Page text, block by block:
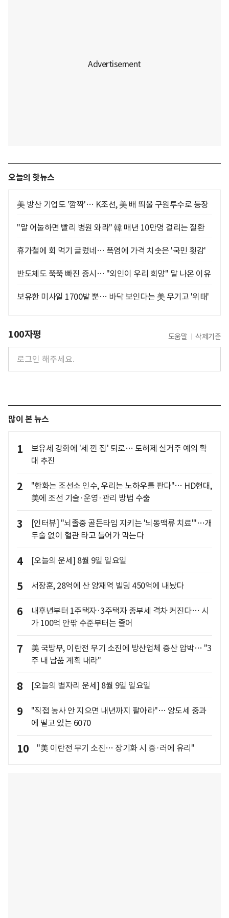
오늘의 핫뉴스
美 방산 기업도 '깜짝'… K조선, 美 배 띄울 구원투수로 등장
"말 어눌하면 빨리 병원 와라" 韓 매년 10만명 걸리는 질환
휴가철에 회 먹기 글렀네… 폭염에 가격 치솟은 '국민 횟감'
반도체도 쭉쭉 빠진 증시… "외인이 우리 희망" 말 나온 이유
보유한 미사일 1700발 뿐… 바닥 보인다는 美 무기고 '위태'
100자평 도움말 삭제기준
많이 본 뉴스
1
보유세 강화에 '세 낀 집' 퇴로… 토허제 실거주 예외 확
대 추진
2
"한화는 조선소 인수, 우리는 노하우를 판다"… HD현대,
美에 조선 기술·운영·관리 방법 수출
3
[인터뷰] "뇌졸중 골든타임 지키는 '뇌동맥류 치료'"…개
두술 없이 혈관 타고 들어가 막는다
4 [오늘의 운세] 8월 9일 일요일
5 서장훈, 28억에 산 양재역 빌딩 450억에 내놨다
6
내후년부터 1주택자·3주택자 종부세 격차 커진다… 시
가 100억 안팎 수준부터는 줄어
7
美 국방부, 이란전 무기 소진에 방산업체 증산 압박… "3
주 내 납품 계획 내라"
8 [오늘의 별자리 운세] 8월 9일 일요일
9
"직접 농사 안 지으면 내년까지 팔아라"… 양도세 중과
에 떨고 있는 6070
10 "美 이란전 무기 소진… 장기화 시 중·러에 유리"